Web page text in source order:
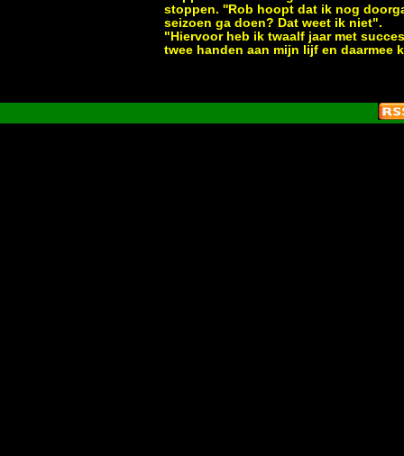
stoppen. ''Rob hoopt dat ik nog
seizoen ga doen? Dat weet ik niet".
"Hiervoor heb ik twaalf jaar met
twee handen aan mijn lijf en daarmee